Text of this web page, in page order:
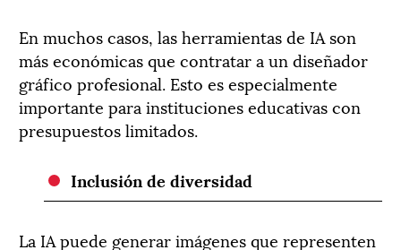
En muchos casos, las herramientas de IA son
más económicas que contratar a un diseñador
gráfico profesional. Esto es especialmente
importante para instituciones educativas con
presupuestos limitados.
Inclusión de diversidad
La IA puede generar imágenes que representen